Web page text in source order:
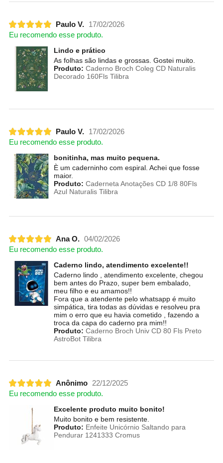
Paulo V.
17/02/2026
Eu recomendo esse produto.
Lindo e prático
As folhas são lindas e grossas. Gostei muito.
Produto: Caderno Broch Coleg CD Naturalis
Decorado 160Fls Tilibra
Paulo V.
17/02/2026
Eu recomendo esse produto.
bonitinha, mas muito pequena.
È um caderninho com espiral. Achei que fosse
maior.
Produto: Caderneta Anotações CD 1/8 80Fls
Azul Naturalis Tilibra
Ana O. 04/02/2026
Eu recomendo esse produto.
Caderno lindo, atendimento excelente!!
Caderno lindo , atendimento excelente, chegou
bem antes do Prazo, super bem embalado,
meu filho e eu amamos!!
Fora que a atendente pelo whatsapp é muito
simpática, tira todas as dúvidas e resolveu pra
mim o erro que eu havia cometido , fazendo a
troca da capa do caderno pra mim!!
Produto: Caderno Broch Univ CD 80 Fls Preto
AstroBot Tilibra
Anônimo
22/12/2025
Eu recomendo esse produto.
Excelente produto muito bonito!
Muito bonito e bem resistente.
Produto: Enfeite Unicórnio Saltando para
Pendurar 1241333 Cromus